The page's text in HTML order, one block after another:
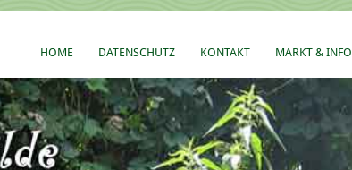
HOME DATENSCHUTZ KONTAKT MARKT & INFO